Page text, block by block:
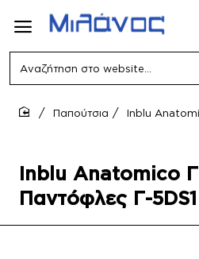
Αναζήτηση
website...
Inblu Anatomico
Παντόφλες Γ-
Παπούτσια Inblu